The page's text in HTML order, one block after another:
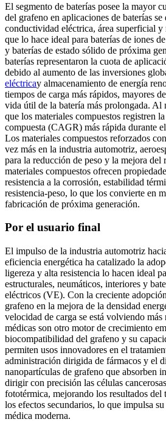
El segmento de baterías posee la mayor
del grafeno en aplicaciones de baterías
conductividad eléctrica, área superficial y
que lo hace ideal para baterías de iones
y baterías de estado sólido de próxima
baterías representaron la cuota de
debido al aumento de las inversiones
eléctricay almacenamiento de energía
tiempos de carga más rápidos, mayores
vida útil de la batería más prolongada. Al
que los materiales compuestos registren
compuesta (CAGR) más rápida durante
Los materiales compuestos reforzados
vez más en la industria automotriz,
para la reducción de peso y la mejora del
materiales compuestos ofrecen
resistencia a la corrosión, estabilidad
resistencia-peso, lo que los convierte en
fabricación de próxima generación.
Por el usuario final
El impulso de la industria automotriz
eficiencia energética ha catalizado la
ligereza y alta resistencia lo hacen ideal
estructurales, neumáticos, interiores y
eléctricos (VE). Con la creciente
grafeno en la mejora de la densidad
velocidad de carga se está volviendo
médicas son otro motor de crecimiento
biocompatibilidad del grafeno y su
permiten usos innovadores en el
administración dirigida de fármacos y el
nanopartículas de grafeno que absorben
dirigir con precisión las células
fototérmica, mejorando los resultados
los efectos secundarios, lo que impulsa
médica moderna.